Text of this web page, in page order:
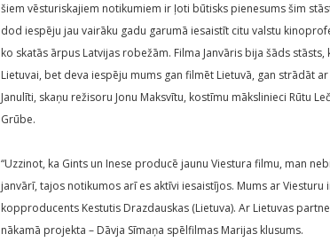
šiem vēsturiskajiem notikumiem ir ļoti būtisks pienesums šim
dod iespēju jau vairāku gadu garumā iesaistīt citu valstu
ko skatās ārpus Latvijas robežām. Filma Janvāris bija šāds
Lietuvai, bet deva iespēju mums gan filmēt Lietuvā, gan strādāt
Janulīti, skaņu režisoru Jonu Maksvītu, kostīmu mākslinieci Rūtu
Grūbe.
“Uzzinot, ka Gints un Inese producē jaunu Viestura filmu, man
janvārī, tajos notikumos arī es aktīvi iesaistījos. Mums ar
kopproducents Kestutis Drazdauskas (Lietuva). Ar Lietuvas
nākamā projekta – Dāvja Sīmaņa spēlfilmas Marijas klusums.